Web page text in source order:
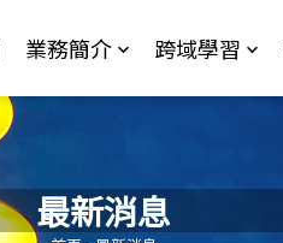
業務簡介 跨域學習
最新消息